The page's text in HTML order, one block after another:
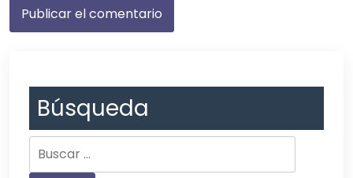
Búsqueda